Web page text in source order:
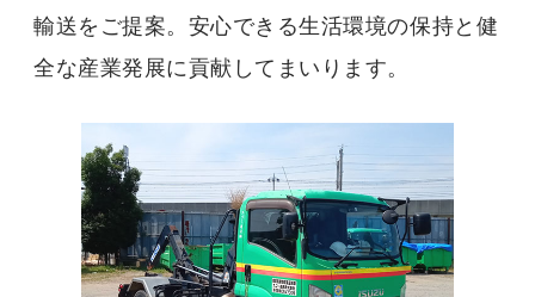
輸送をご提案。安心できる生活環境の保持と健
全な産業発展に貢献してまいります。